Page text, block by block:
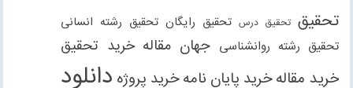
تحقیق تحقیق درس تحقیق رایگان تحقیق رشته انسانی
تحقیق رشته روانشناسی جهان مقاله خرید تحقیق
خرید مقالهخرید پایان نامهخرید پروژه دانلود